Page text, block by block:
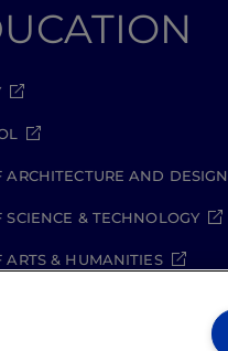
ARCHITECTURE AND DESIGN
SCIENCE & TECHNOLOGY
ARTS & HUMANITIES